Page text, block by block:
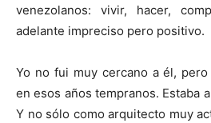
venezolanos: vivir, hacer,
adelante impreciso pero positivo.
Yo no fui muy cercano a él,
en esos años tempranos. Estaba
Y no sólo como arquitecto muy